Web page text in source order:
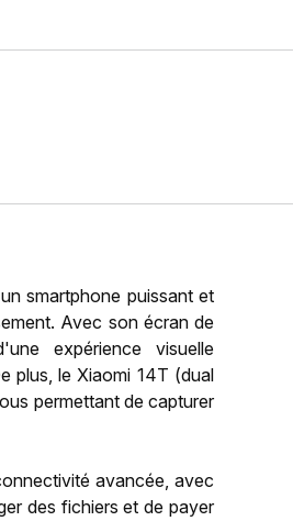
smartphone puissant et
Avec son écran de
expérience visuelle
plus, le Xiaomi 14T (dual
permettant de capturer
avancée, avec
des fichiers et de payer